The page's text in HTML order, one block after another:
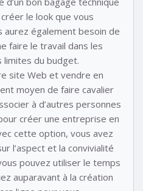
le look que vous
aurez également besoin de
faire le travail dans les
du budget.
site Web et vendre en
moyen de faire cavalier
à d’autres personnes
créer une entreprise en
cette option, vous avez
l’aspect et la convivialité
pouvez utiliser le temps
auparavant à la création